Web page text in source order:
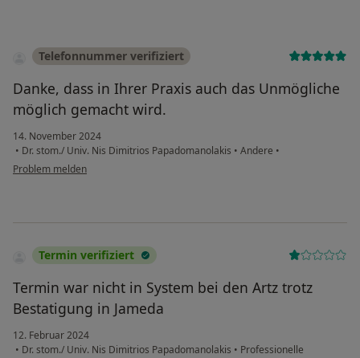
Telefonnummer verifiziert
Danke, dass in Ihrer Praxis auch das Unmögliche
möglich gemacht wird.
14. November 2024
• Dr. stom./ Univ. Nis Dimitrios Papadomanolakis • Andere •
Problem melden
Termin verifiziert
Termin war nicht in System bei den Artz trotz
Bestatigung in Jameda
12. Februar 2024
• Dr. stom./ Univ. Nis Dimitrios Papadomanolakis • Professionelle